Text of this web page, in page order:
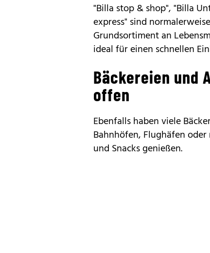
"Billa stop & shop", "Billa
express" sind
Grundsortiment an
ideal für einen schnellen
Bäckereien und
offen
Ebenfalls haben viele
Bahnhöfen, Flughäfen
und Snacks genießen.